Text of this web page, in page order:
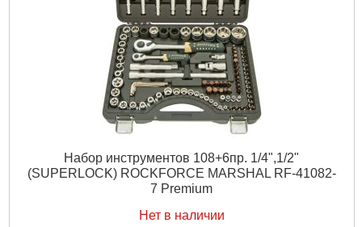
Набор инструментов 108+6пр. 1/4",1/2"
(SUPERLOCK) ROCKFORCE MARSHAL RF-41082-
7 Premium
Нет в наличии